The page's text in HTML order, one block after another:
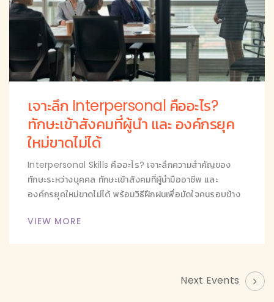
เจาะลึก Interpersonal คืออะไร?
ทักษะเข้าสังคมที่ผู้นำ และ องค์กรยุค
ใหม่ขาดไม่ได้
Interpersonal Skills คืออะไร? เจาะลึกความสำคัญของ
ทักษะระหว่างบุคคล ทักษะเข้าสังคมที่ผู้นำมืออาชีพ และ
องค์กรยุคใหม่ขาดไม่ได้ พร้อมวิธีฝึกฝนเพื่อมัดใจคนรอบข้าง
VIEW MORE
Next Events